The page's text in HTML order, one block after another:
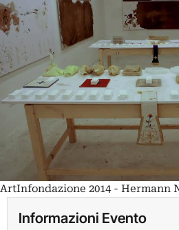
ArtInfondazione 2014 - Hermann
Informazioni Evento